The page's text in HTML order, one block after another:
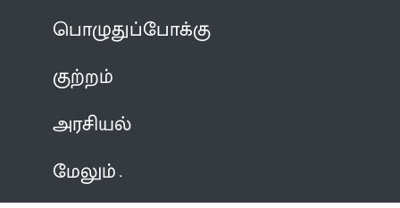
பொழுதுப்போக்கு
குற்றம்
அரசியல்
மேலும்